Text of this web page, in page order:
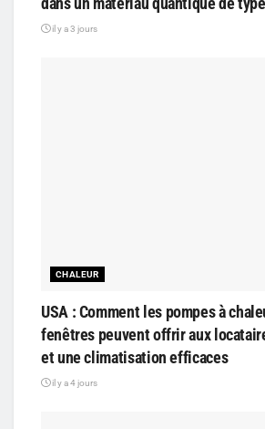
il y a 3 jours
CHALEUR
USA : Comment les pompes à
fenêtres peuvent offrir aux
et une climatisation efficaces
il y a 4 jours